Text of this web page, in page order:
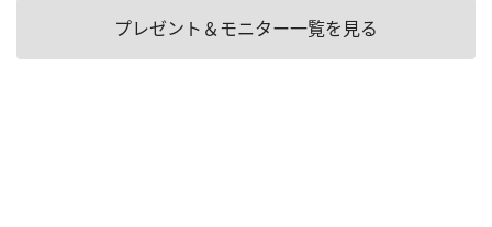
プレゼント＆モニター一覧を見る